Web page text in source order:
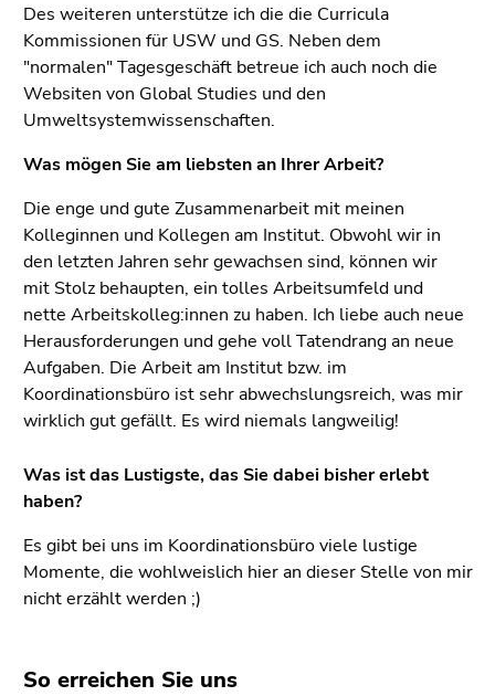
Des weiteren unterstütze ich die die Curricula
Kommissionen für USW und GS. Neben dem
"normalen" Tagesgeschäft betreue ich auch noch die
Websiten von Global Studies und den
Umweltsystemwissenschaften.
Was mögen Sie am liebsten an Ihrer Arbeit?
Die enge und gute Zusammenarbeit mit meinen
Kolleginnen und Kollegen am Institut. Obwohl wir in
den letzten Jahren sehr gewachsen sind, können wir
mit Stolz behaupten, ein tolles Arbeitsumfeld und
nette Arbeitskolleg:innen zu haben. Ich liebe auch neue
Herausforderungen und gehe voll Tatendrang an neue
Aufgaben. Die Arbeit am Institut bzw. im
Koordinationsbüro ist sehr abwechslungsreich, was mir
wirklich gut gefällt. Es wird niemals langweilig!
Was ist das Lustigste, das Sie dabei bisher erlebt
haben?
Es gibt bei uns im Koordinationsbüro viele lustige
Momente, die wohlweislich hier an dieser Stelle von mir
nicht erzählt werden ;)
So erreichen Sie uns